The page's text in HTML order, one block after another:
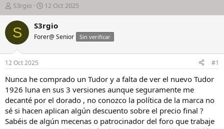
I
n
i
c
a
d
o
r
d
e
l
h
i
S3rgio
F
e
c
h
a
i
n
c
i
o
12 Oct 2025
S S3rgio
Forer@ Senior Sin verificar
12 Oct 2025 #1
Nunca he comprado un Tudor y a falta de ver el nuevo Tudor
1926 luna en sus 3 versiones aunque seguramente me
decanté por el dorado , no conozco la política de la marca no
sé si hacen aplican algún descuento sobre el precio final ?
Sabéis de algún mecenas o patrocinador del foro que trabaje